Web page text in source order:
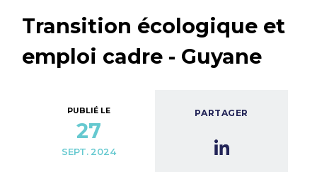
Transition écologique et
emploi cadre - Guyane
PUBLIÉ LE
27
SEPT. 2024
PARTAGER